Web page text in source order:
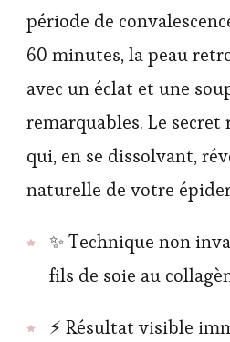
période de
60 minutes, la peau
avec un éclat et une
remarquables. Le secret
qui, en se dissolvant,
naturelle de votre
✨ Technique non
fils de soie au
⚡ Résultat visible